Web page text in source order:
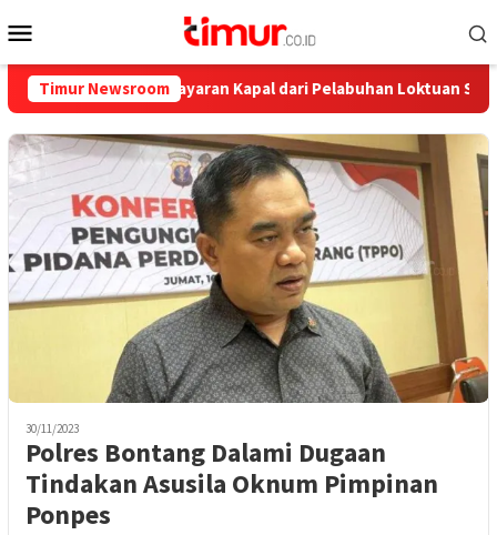
to
Menu
Timur Newsroom
Ini Pelayaran Kapal dari Pelabuhan Loktuan Selama Juli
30/11/2023
Polres Bontang Dalami Dugaan
Tindakan Asusila Oknum Pimpinan
Ponpes